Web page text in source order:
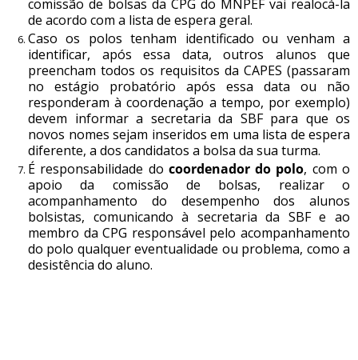
comissão de bolsas da CPG do MNPEF vai realocá-la
de acordo com a lista de espera geral.
Caso os polos tenham identificado ou venham a
identificar, após essa data, outros alunos que
preencham todos os requisitos da CAPES (passaram
no estágio probatório após essa data ou não
responderam à coordenação a tempo, por exemplo)
devem informar a secretaria da SBF para que os
novos nomes sejam inseridos em uma lista de espera
diferente, a dos candidatos a bolsa da sua turma.
É responsabilidade do coordenador do polo, com o
apoio da comissão de bolsas, realizar o
acompanhamento do desempenho dos alunos
bolsistas, comunicando à secretaria da SBF e ao
membro da CPG responsável pelo acompanhamento
do polo qualquer eventualidade ou problema, como a
desistência do aluno.